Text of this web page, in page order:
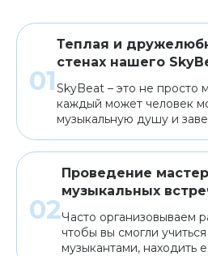
Теплая и
стенах нашего
SkyBeat – это не просто
каждый может человек
музыкальную душу и
Проведение
музыкальных
Часто организовываем
чтобы вы смогли
музыкантами, находить